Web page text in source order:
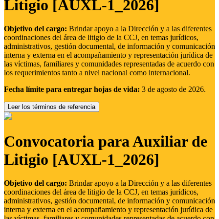
Litigio [AUXL-1_2026]
Objetivo del cargo: Brindar apoyo a la Dirección y a las diferentes
coordinaciones del área de litigio de la CCJ, en temas jurídicos,
administrativos, gestión documental, de información y comunicación
interna y externa en el acompañamiento y representación jurídica de
las víctimas, familiares y comunidades representadas de acuerdo con
los requerimientos tanto a nivel nacional como internacional.
Fecha límite para entregar hojas de vida: 3 de agosto de 2026.
Leer los términos de referencia
Convocatoria para Auxiliar de
Litigio [AUXL-1_2026]
Objetivo del cargo: Brindar apoyo a la Dirección y a las diferentes
coordinaciones del área de litigio de la CCJ, en temas jurídicos,
administrativos, gestión documental, de información y comunicación
interna y externa en el acompañamiento y representación jurídica de